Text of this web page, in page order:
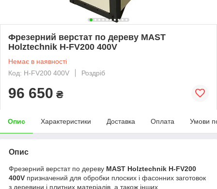
Фрезерний верстат по дереву MAST
Holztechnik H-FV200 400V
Немає в наявності
Код: H-FV200 400V
Роздріб
96 650 ₴
Опис Характеристики Доставка Оплата Умови
Опис
Фрезерний верстат по дереву MAST Holztechnik H-FV200
400V призначений для обробки плоских і фасонних заготовок
з деревини і плитних матеріалів, а також інших